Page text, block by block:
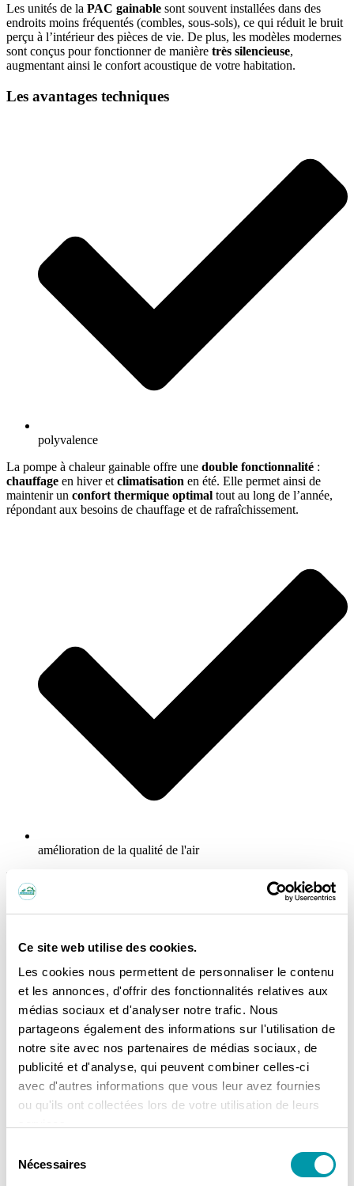
Ce site web utilise des cookies.
Les cookies nous permettent de personnaliser le contenu
et les annonces, d'offrir des fonctionnalités relatives aux
médias sociaux et d'analyser notre trafic. Nous
partageons également des informations sur l'utilisation de
notre site avec nos partenaires de médias sociaux, de
publicité et d'analyse, qui peuvent combiner celles-ci
avec d'autres informations que vous leur avez fournies
ou qu'ils ont collectées lors de votre utilisation de leurs
Nécessaires
Les unités de la PAC gainable sont souvent installées dans des
endroits moins fréquentés (combles, sous-sols), ce qui réduit le bruit
perçu à l’intérieur des pièces de vie. De plus, les modèles modernes
sont conçus pour fonctionner de manière très silencieuse,
augmentant ainsi le confort acoustique de votre habitation.
Les avantages techniques
polyvalence
La pompe à chaleur gainable offre une double fonctionnalité :
chauffage en hiver etclimatisation en été. Elle permet ainsi de
maintenir un confort thermique optimal tout au long de l’année,
répondant aux besoins de chauffage et de rafraîchissement.
amélioration de la qualité de l'air
Les systèmes de PAC gainable sont équipés de
l’airavant de le diffuser dans votre maison. Ces filtres éliminent
poussières, allergènes et autres particules nuisibles, contribuant à
L'installation de votre pompe à chaleur
gainable
ISO&ENERGIES vous accompagne dans toutes les étapes de votre
projet d’installation dechauffage / climatisation gainable.
En choisissant ISO&ENERGIES, vous optez pour un
completetpersonnalisé, avec noséquipes locales.
Les étapes de votre projet avec ISO&ENERGIES